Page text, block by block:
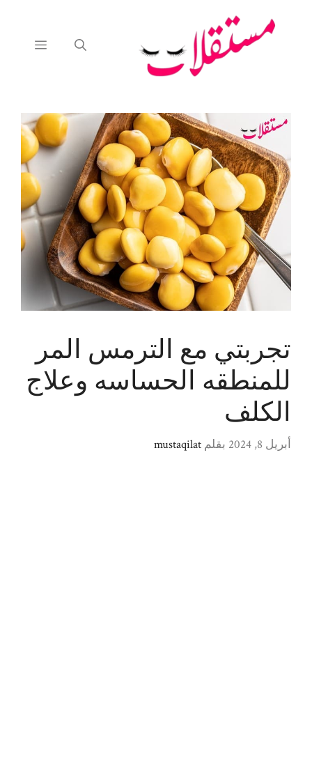
القائمة
تجربتي مع الترمس المر
للمنطقه الحساسه وعلاج
الكلف
أبريل 8, 2024 بقلم mustaqilat